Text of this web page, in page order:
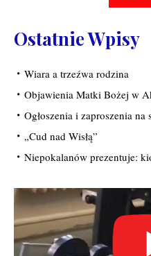
Ostatnie Wpisy
Wiara a trzeźwa rodzina
Objawienia Matki Bożej w
Ogłoszenia i zaproszenia
„Cud nad Wisłą”
Niepokalanów prezentuje: